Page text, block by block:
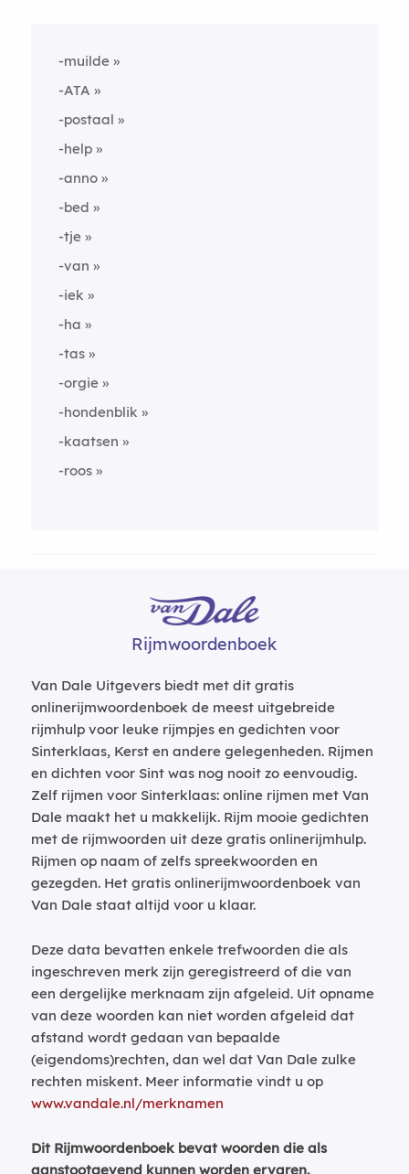
-muilde
-ATA
-postaal
-help
-anno
-bed
-tje
-van
-iek
-ha
-tas
-orgie
-hondenblik
-kaatsen
-roos
Rijmwoordenboek
Van Dale Uitgevers biedt met dit gratis
onlinerijmwoordenboek de meest uitgebreide
rijmhulp voor leuke rijmpjes en gedichten voor
Sinterklaas, Kerst en andere gelegenheden. Rijmen
en dichten voor Sint was nog nooit zo eenvoudig.
Zelf rijmen voor Sinterklaas: online rijmen met Van
Dale maakt het u makkelijk. Rijm mooie gedichten
met de rijmwoorden uit deze gratis onlinerijmhulp.
Rijmen op naam of zelfs spreekwoorden en
gezegden. Het gratis onlinerijmwoordenboek van
Van Dale staat altijd voor u klaar.
Deze data bevatten enkele trefwoorden die als
ingeschreven merk zijn geregistreerd of die van
een dergelijke merknaam zijn afgeleid. Uit opname
van deze woorden kan niet worden afgeleid dat
afstand wordt gedaan van bepaalde
(eigendoms)rechten, dan wel dat Van Dale zulke
rechten miskent. Meer informatie vindt u op
www.vandale.nl/merknamen
Dit Rijmwoordenboek bevat woorden die als
aanstootgevend kunnen worden ervaren.